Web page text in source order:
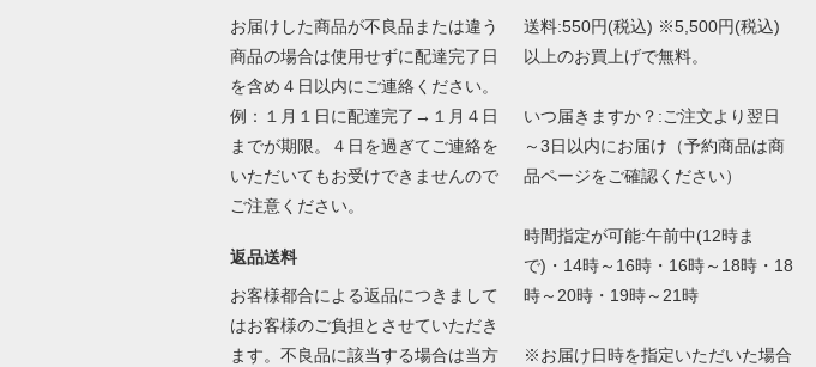
お届けした商品が不良品または違う
商品の場合は使用せずに配達完了日
を含め４日以内にご連絡ください。
例：１月１日に配達完了→１月４日
までが期限。４日を過ぎてご連絡を
いただいてもお受けできませんので
ご注意ください。
返品送料
お客様都合による返品につきまして
はお客様のご負担とさせていただき
ます。不良品に該当する場合は当方
送料:550円(税込) ※5,500円(税込)
以上のお買上げで無料。
いつ届きますか？:ご注文より翌日
～3日以内にお届け（予約商品は商
品ページをご確認ください）
時間指定が可能:午前中(12時ま
で)・14時～16時・16時～18時・18
時～20時・19時～21時
※お届け日時を指定いただいた場合